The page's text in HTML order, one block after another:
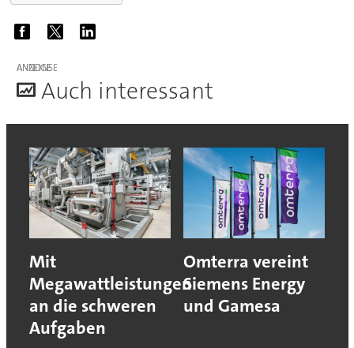
ANZEIGE
Auch interessant
Mit
Megawattleistungen
an die schweren
Aufgaben
Omterra vereint
Siemens Energy
und Gamesa